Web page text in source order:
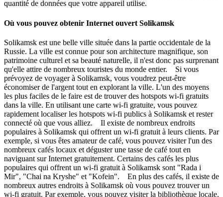
quantité de données que votre appareil utilise.
Où vous pouvez obtenir Internet ouvert Solikamsk
Solikamsk est une belle ville située dans la partie occidentale de la
Russie. La ville est connue pour son architecture magnifique, son
patrimoine culturel et sa beauté naturelle, il n'est donc pas surprenant
qu'elle attire de nombreux touristes du monde entier. Si vous
prévoyez de voyager à Solikamsk, vous voudrez peut-être
économiser de l'argent tout en explorant la ville. L'un des moyens
les plus faciles de le faire est de trouver des hotspots wi-fi gratuits
dans la ville. En utilisant une carte wi-fi gratuite, vous pouvez
rapidement localiser les hotspots wi-fi publics à Solikamsk et rester
connecté où que vous alliez. Il existe de nombreux endroits
populaires à Solikamsk qui offrent un wi-fi gratuit à leurs clients. Par
exemple, si vous êtes amateur de café, vous pouvez visiter l'un des
nombreux cafés locaux et déguster une tasse de café tout en
naviguant sur Internet gratuitement. Certains des cafés les plus
populaires qui offrent un wi-fi gratuit à Solikamsk sont "Rada i
Mir", "Chai na Kryshe" et "Kofein". En plus des cafés, il existe de
nombreux autres endroits à Solikamsk où vous pouvez trouver un
wi-fi gratuit. Par exemple, vous pouvez visiter la bibliothèque locale,